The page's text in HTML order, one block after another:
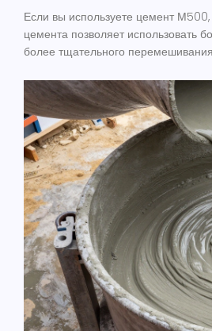
Если вы используете цемент
цемента позволяет использовать
более тщательного